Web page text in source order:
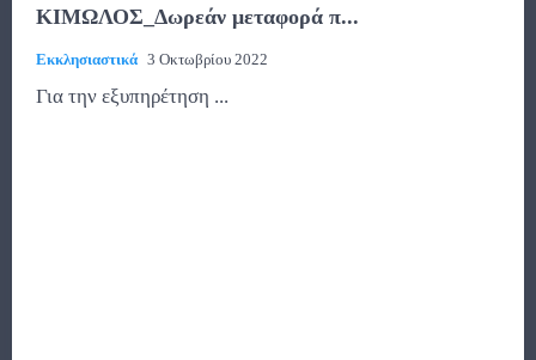
ΚΙΜΩΛΟΣ_Δωρεάν μεταφορά π...
Εκκλησιαστικά 3 Οκτωβρίου 2022
Για την εξυπηρέτηση ...